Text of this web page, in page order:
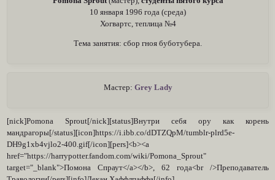
10 января 1996 года (среда)
Хогвартс, теплица №4
Тема занятия: сбор гноя буботубера.
Мастер: Grey Lady
[nick]Pomona Sprout[/nick][status]Внутри себя ору как корень
мандрагоры[/status][icon]https://i.ibb.co/dDTZQpM/tumblr-plrd5e-
DH9g1xb4vjlo2-400.gif[/icon][pers]<b><a
href="https://harrypotter.fandom.com/wiki/Pomona_Sprout"
target="_blank">Помона Спраут</a></b>, 62 года<br />Преподаватель